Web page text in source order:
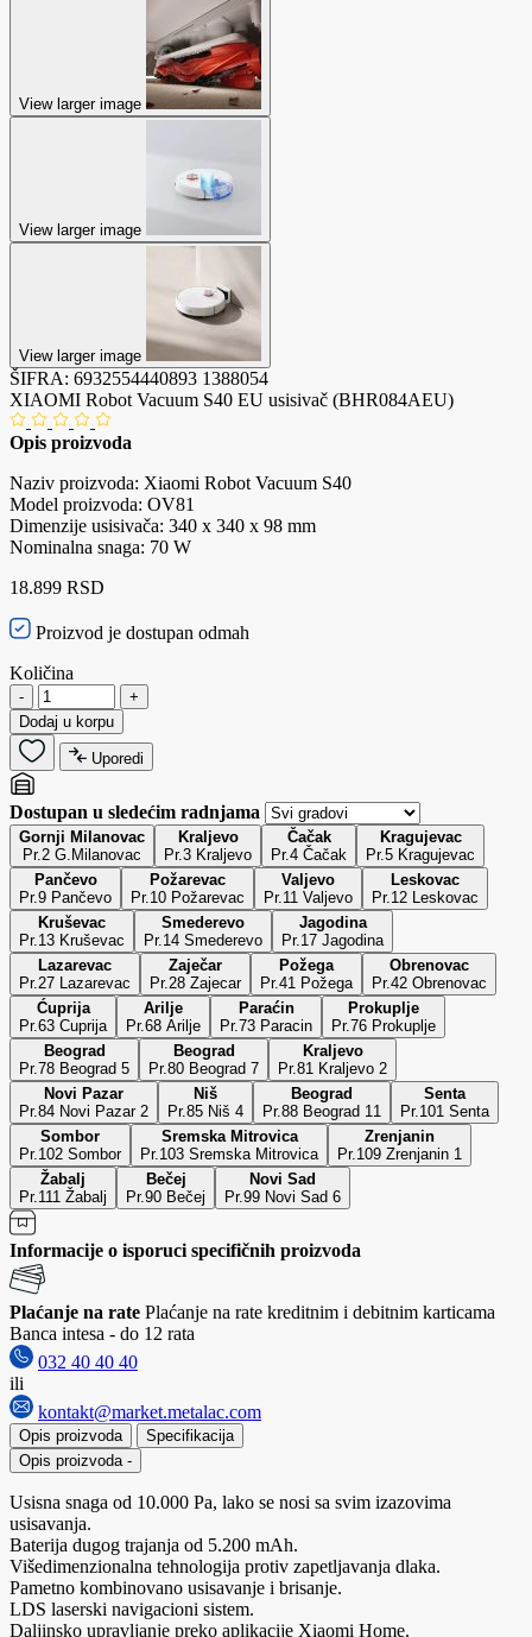
View larger image
View larger image
View larger image
ŠIFRA: 6932554440893 1388054
XIAOMI Robot Vacuum S40 EU usisivač (BHR084AEU)
Opis proizvoda
Naziv proizvoda: Xiaomi Robot Vacuum S40
Model proizvoda: OV81
Dimenzije usisivača: 340 x 340 x 98 mm
Nominalna snaga: 70 W
18.899 RSD
Proizvod je dostupan odmah
Količina
-
+
Dodaj u korpu
Uporedi
Dostupan u sledećim radnjama
Gornji Milanovac
Pr.2 G.Milanovac
Kraljevo
Pr.3 Kraljevo
Čačak
Pr.4 Čačak
Kragujevac
Pr.5 Kragujevac
Pančevo
Pr.9 Pančevo
Požarevac
Pr.10 Požarevac
Valjevo
Pr.11 Valjevo
Leskovac
Pr.12 Leskovac
Kruševac
Pr.13 Kruševac
Smederevo
Pr.14 Smederevo
Jagodina
Pr.17 Jagodina
Lazarevac
Pr.27 Lazarevac
Zaječar
Pr.28 Zajecar
Požega
Pr.41 Požega
Obrenovac
Pr.42 Obrenovac
Ćuprija
Pr.63 Cuprija
Arilje
Pr.68 Arilje
Paraćin
Pr.73 Paracin
Prokuplje
Pr.76 Prokuplje
Beograd
Pr.78 Beograd 5
Beograd
Pr.80 Beograd 7
Kraljevo
Pr.81 Kraljevo 2
Novi Pazar
Pr.84 Novi Pazar 2
Niš
Pr.85 Niš 4
Beograd
Pr.88 Beograd 11
Senta
Pr.101 Senta
Sombor
Pr.102 Sombor
Sremska Mitrovica
Pr.103 Sremska Mitrovica
Zrenjanin
Pr.109 Zrenjanin 1
Žabalj
Pr.111 Žabalj
Bečej
Pr.90 Bečej
Novi Sad
Pr.99 Novi Sad 6
Informacije o isporuci specifičnih proizvoda
Plaćanje na rate Plaćanje na rate kreditnim i debitnim karticama
Banca intesa - do 12 rata
032 40 40 40
ili
kontakt@market.metalac.com
Opis proizvoda
Specifikacija
Opis proizvoda -
Usisna snaga od 10.000 Pa, lako se nosi sa svim izazovima
usisavanja.
Baterija dugog trajanja od 5.200 mAh.
Višedimenzionalna tehnologija protiv zapetljavanja dlaka.
Pametno kombinovano usisavanje i brisanje.
LDS laserski navigacioni sistem.
Daljinsko upravljanje preko aplikacije Xiaomi Home.